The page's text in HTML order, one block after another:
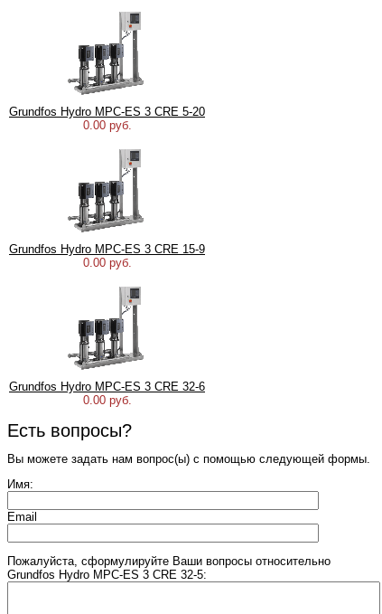
Grundfos Hydro MPC-ES 3 CRE 5-20
0.00 руб.
Grundfos Hydro MPC-ES 3 CRE 15-9
0.00 руб.
Grundfos Hydro MPC-ES 3 CRE 32-6
0.00 руб.
Есть вопросы?
Вы можете задать нам вопрос(ы) с помощью следующей формы.
Имя:
Email
Пожалуйста, сформулируйте Ваши вопросы относительно
Grundfos Hydro MPC-ES 3 CRE 32-5: